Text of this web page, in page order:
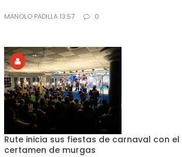
MANOLO PADILLA 13:57 0
Rute inicia sus fiestas de carnaval con el
certamen de murgas